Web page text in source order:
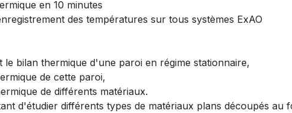
en 10 minutes
des températures sur tous systèmes ExAO
le bilan thermique d'une paroi en régime stationnaire,
de cette paroi,
de différents matériaux.
d'étudier différents types de matériaux plans découpés au